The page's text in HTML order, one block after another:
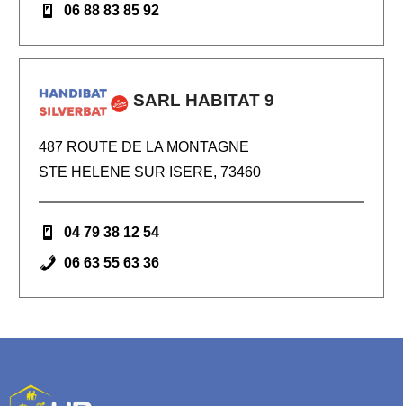
06 88 83 85 92
SARL HABITAT 9
487 ROUTE DE LA MONTAGNE
STE HELENE SUR ISERE, 73460
04 79 38 12 54
06 63 55 63 36